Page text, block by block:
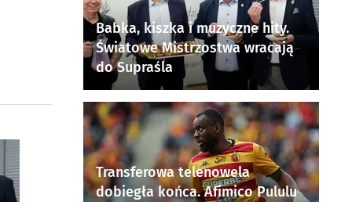
Babka, kiszka i muzyczne hity.
Światowe Mistrzostwa wracają
do Supraśla
Transferowa telenowela
dobiegła końca. Afimico Pululu